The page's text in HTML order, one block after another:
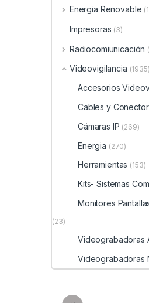
Energia Renovable
Impresoras (3)
Radiocomiunicación
Videovigilancia (1935)
Accesorios
Cables y
Cámaras IP (269)
Energia (270)
Herramientas (153)
Kits- Sistemas
Monitores
(23)
Videograbadoras
Videograbadoras